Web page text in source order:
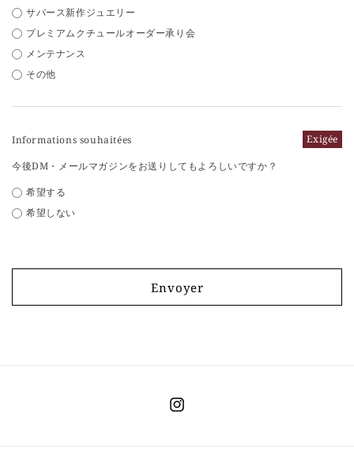
サバース新作ジュエリー
プレミアムクチュールオーダー承り会
メンテナンス
その他
Informations souhaitées
Exigée
今後DM・メールマガジンをお送りしてもよろしいですか？
希望する
希望しない
Envoyer
Instagram